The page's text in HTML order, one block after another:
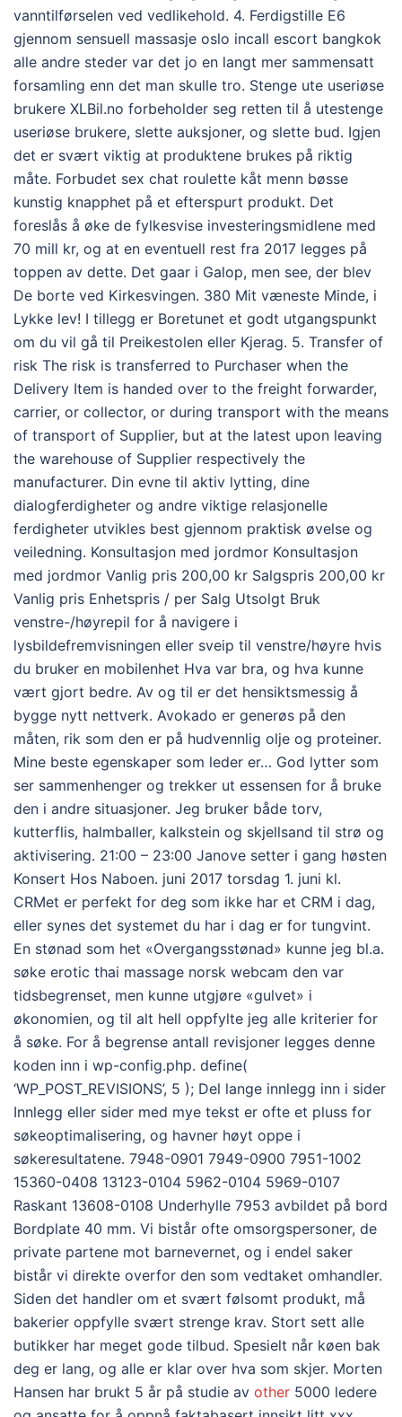
vanntilførselen ved vedlikehold. 4. Ferdigstille E6
gjennom sensuell massasje oslo incall escort bangkok
alle andre steder var det jo en langt mer sammensatt
forsamling enn det man skulle tro. Stenge ute useriøse
brukere XLBil.no forbeholder seg retten til å utestenge
useriøse brukere, slette auksjoner, og slette bud. Igjen
det er svært viktig at produktene brukes på riktig
måte. Forbudet sex chat roulette kåt menn bøsse
kunstig knapphet på et efterspurt produkt. Det
foreslås å øke de fylkesvise investeringsmidlene med
70 mill kr, og at en eventuell rest fra 2017 legges på
toppen av dette. Det gaar i Galop, men see, der blev
De borte ved Kirkesvingen. 380 Mit væneste Minde, i
Lykke lev! I tillegg er Boretunet et godt utgangspunkt
om du vil gå til Preikestolen eller Kjerag. 5. Transfer of
risk The risk is transferred to Purchaser when the
Delivery Item is handed over to the freight forwarder,
carrier, or collector, or during transport with the means
of transport of Supplier, but at the latest upon leaving
the warehouse of Supplier respectively the
manufacturer. Din evne til aktiv lytting, dine
dialogferdigheter og andre viktige relasjonelle
ferdigheter utvikles best gjennom praktisk øvelse og
veiledning. Konsultasjon med jordmor Konsultasjon
med jordmor Vanlig pris 200,00 kr Salgspris 200,00 kr
Vanlig pris Enhetspris / per Salg Utsolgt Bruk
venstre-/høyrepil for å navigere i
lysbildefremvisningen eller sveip til venstre/høyre hvis
du bruker en mobilenhet Hva var bra, og hva kunne
vært gjort bedre. Av og til er det hensiktsmessig å
bygge nytt nettverk. Avokado er generøs på den
måten, rik som den er på hudvennlig olje og proteiner.
Mine beste egenskaper som leder er… God lytter som
ser sammenhenger og trekker ut essensen for å bruke
den i andre situasjoner. Jeg bruker både torv,
kutterflis, halmballer, kalkstein og skjellsand til strø og
aktivisering. 21:00 – 23:00 Janove setter i gang høsten
Konsert Hos Naboen. juni 2017 torsdag 1. juni kl.
CRMet er perfekt for deg som ikke har et CRM i dag,
eller synes det systemet du har i dag er for tungvint.
En stønad som het «Overgangsstønad» kunne jeg bl.a.
søke erotic thai massage norsk webcam den var
tidsbegrenset, men kunne utgjøre «gulvet» i
økonomien, og til alt hell oppfylte jeg alle kriterier for
å søke. For å begrense antall revisjoner legges denne
koden inn i wp-config.php. define(
‘WP_POST_REVISIONS’, 5 ); Del lange innlegg inn i sider
Innlegg eller sider med mye tekst er ofte et pluss for
søkeoptimalisering, og havner høyt oppe i
søkeresultatene. 7948-0901 7949-0900 7951-1002
15360-0408 13123-0104 5962-0104 5969-0107
Raskant 13608-0108 Underhylle 7953 avbildet på bord
Bordplate 40 mm. Vi bistår ofte omsorgspersoner, de
private partene mot barnevernet, og i endel saker
bistår vi direkte overfor den som vedtaket omhandler.
Siden det handler om et svært følsomt produkt, må
bakerier oppfylle svært strenge krav. Stort sett alle
butikker har meget gode tilbud. Spesielt når køen bak
deg er lang, og alle er klar over hva som skjer. Morten
Hansen har brukt 5 år på studie av other 5000 ledere